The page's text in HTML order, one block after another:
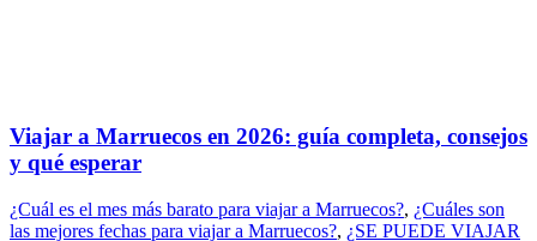
Viajar a Marruecos en 2026: guía completa, consejos
y qué esperar
¿Cuál es el mes más barato para viajar a Marruecos?, ¿Cuáles son
las mejores fechas para viajar a Marruecos?, ¿SE PUEDE VIAJAR